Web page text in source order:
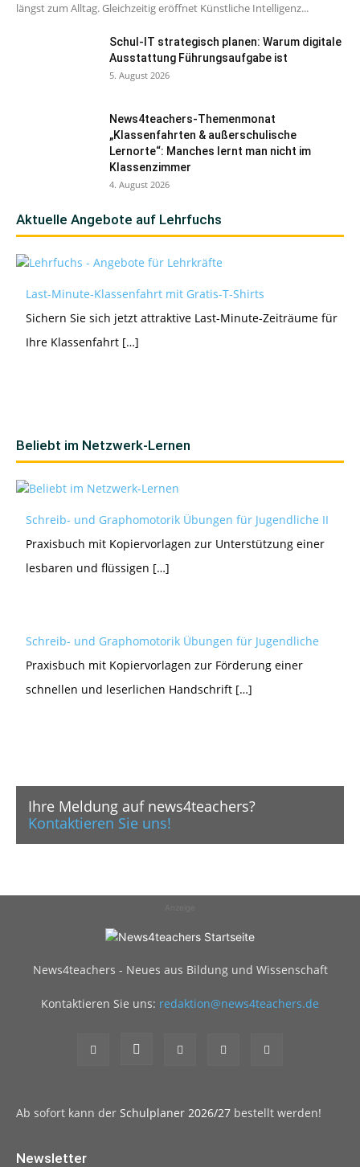
längst zum Alltag. Gleichzeitig eröffnet Künstliche Intelligenz...
Schul-IT strategisch planen: Warum digitale
Ausstattung Führungsaufgabe ist
5. August 2026
News4teachers-Themenmonat
„Klassenfahrten & außerschulische
Lernorte“: Manches lernt man nicht im
Klassenzimmer
4. August 2026
Aktuelle Angebote auf Lehrfuchs
Last-Minute-Klassenfahrt mit Gratis-T-Shirts
Sichern Sie sich jetzt attraktive Last-Minute-Zeiträume für
Ihre Klassenfahrt […]
Beliebt im Netzwerk-Lernen
Schreib- und Graphomotorik Übungen für Jugendliche II
Praxisbuch mit Kopiervorlagen zur Unterstützung einer
lesbaren und flüssigen […]
Schreib- und Graphomotorik Übungen für Jugendliche
Praxisbuch mit Kopiervorlagen zur Förderung einer
schnellen und leserlichen Handschrift […]
Ihre Meldung auf news4teachers?
Kontaktieren Sie uns!
News4teachers - Neues aus Bildung und Wissenschaft
Kontaktieren Sie uns: redaktion@news4teachers.de
Ab sofort kann der Schulplaner 2026/27 bestellt werden!
Newsletter